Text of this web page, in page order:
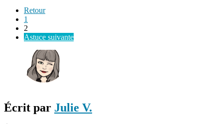
Retour
1
2
Astuce suivante
Écrit par Julie V.